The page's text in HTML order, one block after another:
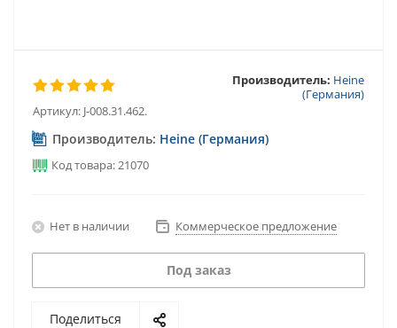
Артикул: J-008.31.462.
Производитель: Heine
(Германия)
Производитель: Heine (Германия)
Код товара: 21070
Нет в наличии Коммерческое предложение
Под заказ
Поделиться